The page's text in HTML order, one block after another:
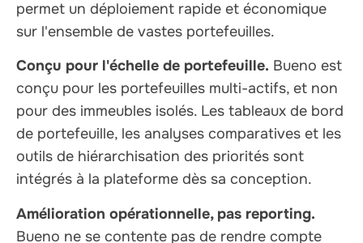
permet un déploiement rapide et économique
sur l'ensemble de vastes portefeuilles.
Conçu pour l'échelle de portefeuille. Bueno est
conçu pour les portefeuilles multi-actifs, et non
pour des immeubles isolés. Les tableaux de bord
de portefeuille, les analyses comparatives et les
outils de hiérarchisation des priorités sont
intégrés à la plateforme dès sa conception.
Amélioration opérationnelle, pas reporting.
Bueno ne se contente pas de rendre compte